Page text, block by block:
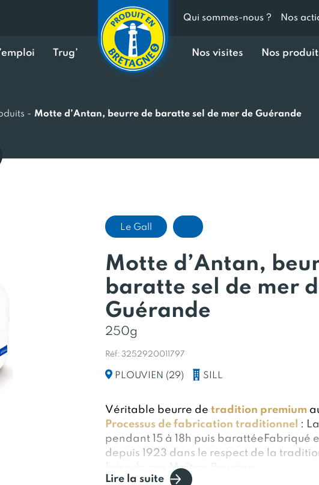
Qui sommes-nous ? Nos
Trug’ Nos visites Nos
- Motte d’Antan, beurre de baratte sel de mer de Guérande
Le Gall
Motte d’Antan,
baratte sel de mer
Guérande
250g
Réf: 3252920011797
PLOUVIEN (29) SILL
Véritable beurre de tradition premium
Processus de fabrication traditionnel
:
pendant 15 à 18h puis barattéeFabriqué
depuis 1923 dans le respect de la
faire de nos Maîtres Beurriers
Lire la suite